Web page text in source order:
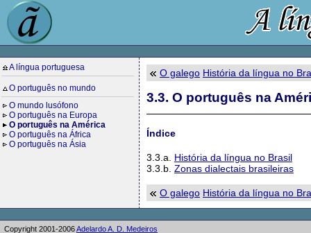
A língua portuguesa
O português no mundo
O mundo lusófono
O português na Europa
O português na América
O português na África
O português na Ásia
O galego História da língua no
3.3. O português na
Índice
3.3.a. História da língua no Brasil
3.3.b. Zonas dialectais brasileiras
O galego História da língua no
Copyright 2001-2006Adelardo A. D. Medeiros